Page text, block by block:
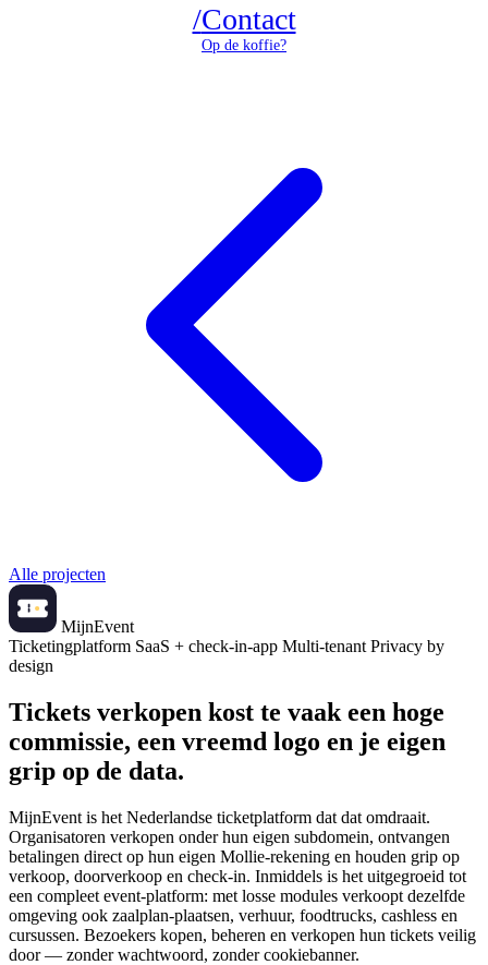
/Contact
Op de koffie?
Alle projecten
MijnEvent
Ticketingplatform SaaS + check-in-app Multi-tenant Privacy by
design
Tickets verkopen kost te vaak een hoge
commissie, een vreemd logo en je eigen
grip op de data.
MijnEvent is het Nederlandse ticketplatform dat dat omdraait.
Organisatoren verkopen onder hun eigen subdomein, ontvangen
betalingen direct op hun eigen Mollie-rekening en houden grip op
verkoop, doorverkoop en check-in. Inmiddels is het uitgegroeid tot
een compleet event-platform: met losse modules verkoopt dezelfde
omgeving ook zaalplan-plaatsen, verhuur, foodtrucks, cashless en
cursussen. Bezoekers kopen, beheren en verkopen hun tickets veilig
door — zonder wachtwoord, zonder cookiebanner.